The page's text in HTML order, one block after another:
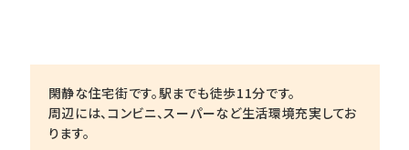
閑静な住宅街です。駅までも徒歩11分です。
周辺には、コンビニ、スーパーなど生活環境充実してお
ります。